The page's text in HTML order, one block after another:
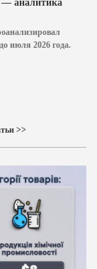
— аналитика
июля 2026 года.
>>